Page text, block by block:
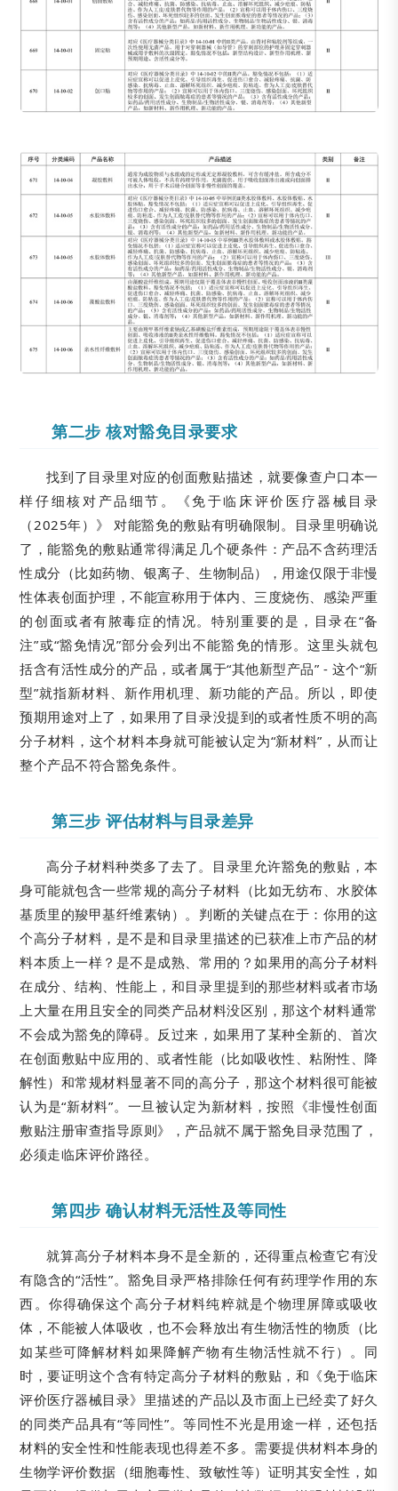
第二步 核对豁免目录要求
找到了目录里对应的创面敷贴描述，就要像查户口本一
样仔细核对产品细节。《免于临床评价医疗器械目录
（2025年）》 对能豁免的敷贴有明确限制。目录里明确说
了，能豁免的敷贴通常得满足几个硬条件：产品不含药理活
性成分（比如药物、银离子、生物制品），用途仅限于非慢
性体表创面护理，不能宣称用于体内、三度烧伤、感染严重
的创面或者有脓毒症的情况。特别重要的是，目录在“备
注”或“豁免情况”部分会列出不能豁免的情形。这里头就包
括含有活性成分的产品，或者属于“其他新型产品” - 这个“新
型”就指新材料、新作用机理、新功能的产品。所以，即使
预期用途对上了，如果用了目录没提到的或者性质不明的高
分子材料，这个材料本身就可能被认定为“新材料”，从而让
整个产品不符合豁免条件。
第三步 评估材料与目录差异
高分子材料种类多了去了。目录里允许豁免的敷贴，本
身可能就包含一些常规的高分子材料（比如无纺布、水胶体
基质里的羧甲基纤维素钠）。判断的关键点在于：你用的这
个高分子材料，是不是和目录里描述的已获准上市产品的材
料本质上一样？是不是成熟、常用的？如果用的高分子材料
在成分、结构、性能上，和目录里提到的那些材料或者市场
上大量在用且安全的同类产品材料没区别，那这个材料通常
不会成为豁免的障碍。反过来，如果用了某种全新的、首次
在创面敷贴中应用的、或者性能（比如吸收性、粘附性、降
解性）和常规材料显著不同的高分子，那这个材料很可能被
认为是“新材料”。一旦被认定为新材料，按照《非慢性创面
敷贴注册审查指导原则》，产品就不属于豁免目录范围了，
必须走临床评价路径。
第四步 确认材料无活性及等同性
就算高分子材料本身不是全新的，还得重点检查它有没
有隐含的“活性”。豁免目录严格排除任何有药理学作用的东
西。你得确保这个高分子材料纯粹就是个物理屏障或吸收
体，不能被人体吸收，也不会释放出有生物活性的物质（比
如某些可降解材料如果降解产物有生物活性就不行）。同
时，要证明这个含有特定高分子材料的敷贴，和《免于临床
评价医疗器械目录》里描述的产品以及市面上已经卖了好久
的同类产品具有“等同性”。等同性不光是用途一样，还包括
材料的安全性和性能表现也得差不多。需要提供材料本身的
生物学评价数据（细胞毒性、致敏性等）证明其安全性，如